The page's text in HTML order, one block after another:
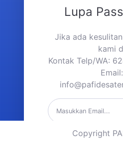
Lupa
Jika ada
kami
Kontak Telp/WA:
Email:
Copyright